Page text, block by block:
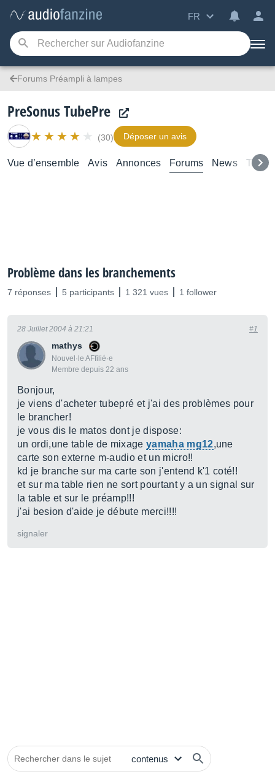
FR
Forums Préampli à lampes
PreSonus TubePre
(30) Déposer un avis
Vue d’ensemble Avis Annonces Forums News Test
Problème dans les branchements
7 réponses 5 participants 1 321 vues 1 follower
mathys
Nouvel·le AFfilié·e
Membre depuis 22 ans
28 Juillet 2004 à 21:21 #1
Bonjour,
je viens d'acheter tubepré et j'ai des problèmes pour
le brancher!
je vous dis le matos dont je dispose:
un ordi,une table de mixage yamaha mg12,une
carte son externe m-audio et un micro!!
kd je branche sur ma carte son j'entend k'1 coté!!
et sur ma table rien ne sort pourtant y a un signal sur
la table et sur le préamp!!!
j'ai besion d'aide je débute merci!!!!
signaler